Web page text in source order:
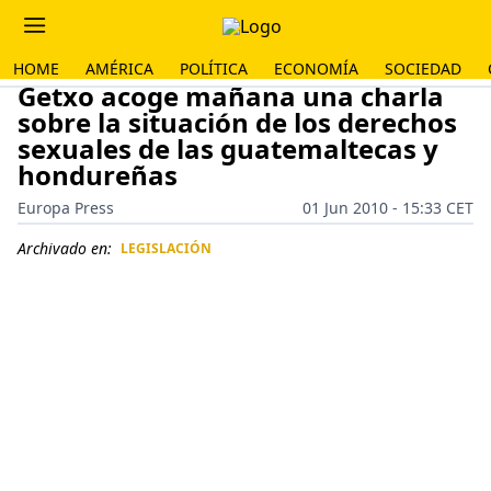
HOME AMÉRICA POLÍTICA ECONOMÍA SOCIEDAD
Getxo acoge mañana una charla
sobre la situación de los derechos
sexuales de las guatemaltecas y
hondureñas
Europa Press
01 Jun 2010 - 15:33 CET
Archivado en: LEGISLACIÓN